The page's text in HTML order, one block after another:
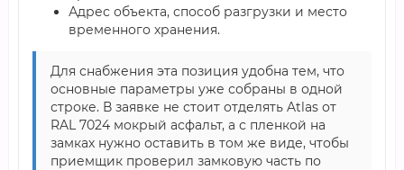
Адрес объекта, способ разгрузки и место
временного хранения.
Для снабжения эта позиция удобна тем, что
основные параметры уже собраны в одной
строке. В заявке не стоит отделять Atlas от
RAL 7024 мокрый асфальт, а с пленкой на
замках нужно оставить в том же виде, чтобы
приемщик проверил замковую часть по